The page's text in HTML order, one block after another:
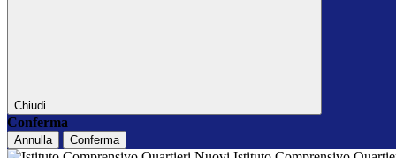
Chiudi
Conferma
Annulla Conferma